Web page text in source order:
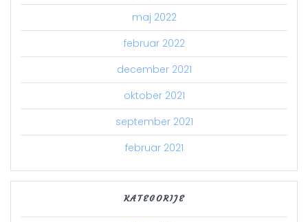
maj 2022
februar 2022
december 2021
oktober 2021
september 2021
februar 2021
KATEGORIJE